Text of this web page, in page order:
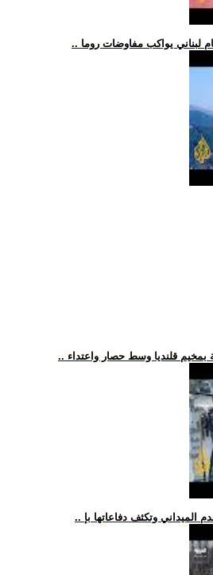
لبناني يواكب مفاوضات روما
بمخيم قلنديا وسط حصار واعتداء
الميداني وتكثف دفاعاتها بإ